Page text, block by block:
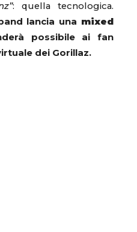
: quella tecnologica.
lancia una mixed
possibile ai fan
dei Gorillaz.